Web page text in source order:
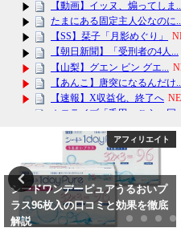
アフィリエイト
シードワンデーピュアうるおいプ
ラス96枚入の口コミと効果を徹底
解説